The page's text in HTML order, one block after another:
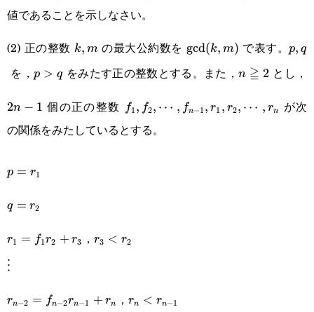
値であることを示しなさい。
(2) 正の整数 k,m
k, mの最大公約数を \text{gcd}
(k,m)
gcd(k, m) で表す。p,q
p, q
を，p>q
p > qをみたす正の整数とする。また，n\geqq2
n ≧ 2 とし，
2n − 1 個の正の整数
f_1,f_2,\cdots,f_{n-
1},r_1,r_2,\cdots,r_n
f1 , f2, ⋯ , fn−1 , r1 , r2, ⋯ , rn
が次
の関係をみたしているとする。
p = r1
q = r2
r_1=f_1r_2+r_3
r1 = f1 r2 + r3 ， r3 < r2
\vdots
⋮
rn−2 = fn−2rn−1 + rn ， rn < rn−1